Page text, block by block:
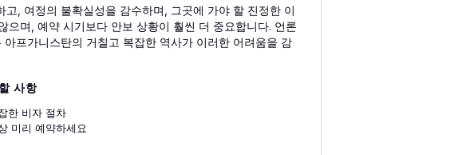
, 여정의 불확실성을 감수하며, 그곳에 가야 할 진정한 이
며, 예약 시기보다 안보 상황이 훨씬 더 중요합니다. 언론
프가니스탄의 거칠고 복잡한 역사가 이러한 어려움을 감
사항
한 비자 절차
미리 예약하세요